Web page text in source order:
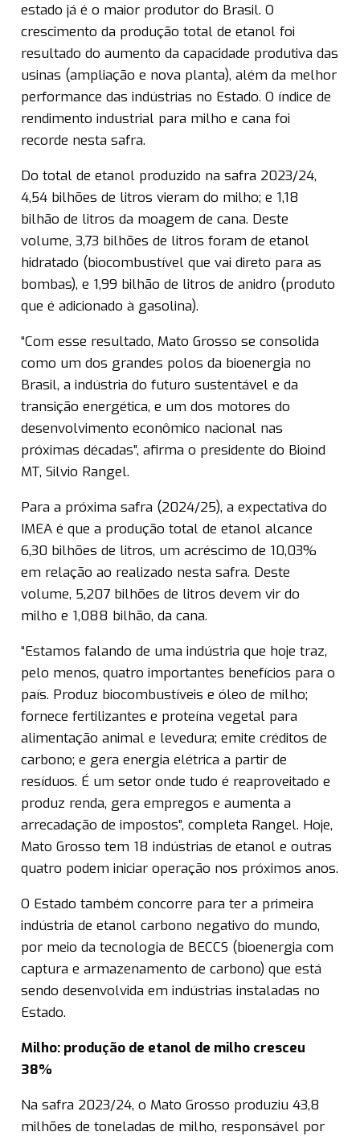
estado já é o maior produtor do Brasil. O
crescimento da produção total de etanol foi
resultado do aumento da capacidade produtiva das
usinas (ampliação e nova planta), além da melhor
performance das indústrias no Estado. O índice de
rendimento industrial para milho e cana foi
recorde nesta safra.
Do total de etanol produzido na safra 2023/24,
4,54 bilhões de litros vieram do milho; e 1,18
bilhão de litros da moagem de cana. Deste
volume, 3,73 bilhões de litros foram de etanol
hidratado (biocombustível que vai direto para as
bombas), e 1,99 bilhão de litros de anidro (produto
que é adicionado à gasolina).
“Com esse resultado, Mato Grosso se consolida
como um dos grandes polos da bioenergia no
Brasil, a indústria do futuro sustentável e da
transição energética, e um dos motores do
desenvolvimento econômico nacional nas
próximas décadas”, afirma o presidente do Bioind
MT, Silvio Rangel.
Para a próxima safra (2024/25), a expectativa do
IMEA é que a produção total de etanol alcance
6,30 bilhões de litros, um acréscimo de 10,03%
em relação ao realizado nesta safra. Deste
volume, 5,207 bilhões de litros devem vir do
milho e 1,088 bilhão, da cana.
“Estamos falando de uma indústria que hoje traz,
pelo menos, quatro importantes benefícios para o
país. Produz biocombustíveis e óleo de milho;
fornece fertilizantes e proteína vegetal para
alimentação animal e levedura; emite créditos de
carbono; e gera energia elétrica a partir de
resíduos. É um setor onde tudo é reaproveitado e
produz renda, gera empregos e aumenta a
arrecadação de impostos”, completa Rangel. Hoje,
Mato Grosso tem 18 indústrias de etanol e outras
quatro podem iniciar operação nos próximos anos.
O Estado também concorre para ter a primeira
indústria de etanol carbono negativo do mundo,
por meio da tecnologia de BECCS (bioenergia com
captura e armazenamento de carbono) que está
sendo desenvolvida em indústrias instaladas no
Estado.
Milho: produção de etanol de milho cresceu
38%
Na safra 2023/24, o Mato Grosso produziu 43,8
milhões de toneladas de milho, responsável por